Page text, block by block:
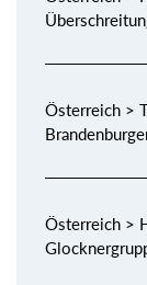
Österreich >
Österreich >